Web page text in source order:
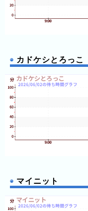
カドケシとろっこ
マイニット